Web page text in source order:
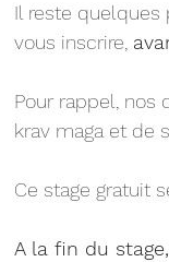
Il reste quelques
vous inscrire,
Pour rappel, nos
krav maga et de
Ce stage gratuit
A la fin du